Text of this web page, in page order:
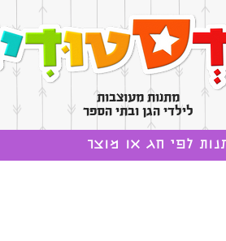
מתנות מעוצבות
לילדי הגן ובתי הספר
לפי חג או מוצר